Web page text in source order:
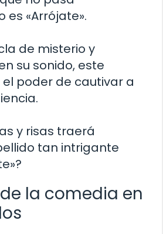
es «Arrójate».
de misterio y
su sonido, este
poder de cautivar a
y risas traerá
tan intrigante
la comedia en